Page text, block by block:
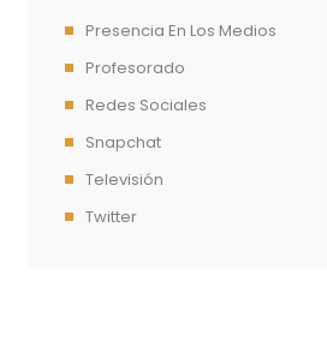
Presencia En Los Medios
Profesorado
Redes Sociales
Snapchat
Televisión
Twitter